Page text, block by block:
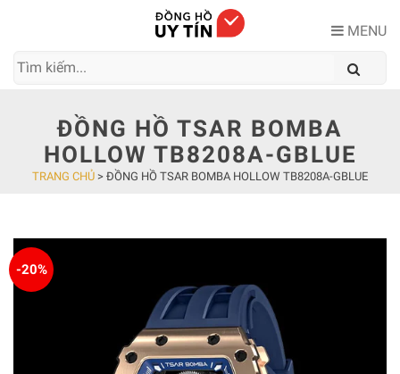
MENU
ĐỒNG HỒ TSAR BOMBA
HOLLOW TB8208A-GBLUE
TRANG CHỦ > ĐỒNG HỒ TSAR BOMBA HOLLOW TB8208A-GBLUE
-20%